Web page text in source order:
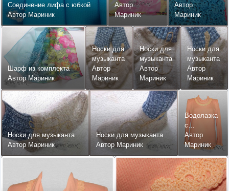
Соединение лифа с юбкой
Автор Мариник
сарафана
Автор
Мариник
Автор
Мариник
Шарф из комплекта
Автор Мариник
Носки для
музыканта
Автор
Мариник
Носки для
музыканта
Автор
Мариник
Носки для
музыканта
Автор
Мариник
Носки для музыканта
Автор Мариник
Носки для музыканта
Автор Мариник
Водолазка
с
воротником
хомут
Автор
Мариник